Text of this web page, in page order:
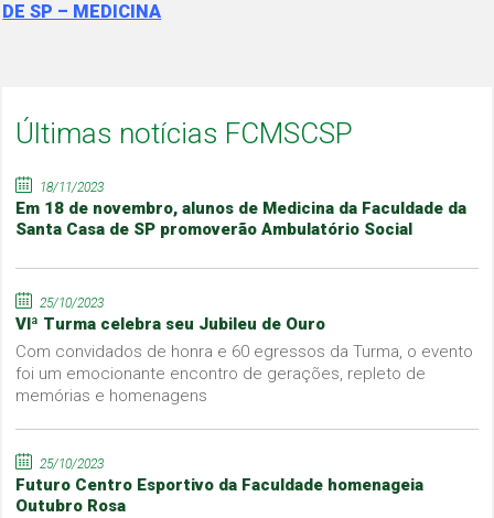
DE SP – MEDICINA
Últimas notícias FCMSCSP
18/11/2023
Em 18 de novembro, alunos de Medicina da Faculdade da
Santa Casa de SP promoverão Ambulatório Social
25/10/2023
VIª Turma celebra seu Jubileu de Ouro
Com convidados de honra e 60 egressos da Turma, o evento
foi um emocionante encontro de gerações, repleto de
memórias e homenagens
25/10/2023
Futuro Centro Esportivo da Faculdade homenageia
Outubro Rosa